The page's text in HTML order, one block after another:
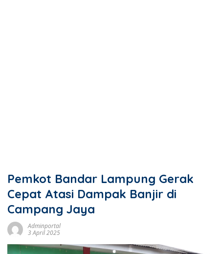
Pemkot Bandar Lampung Gerak
Cepat Atasi Dampak Banjir di
Campang Jaya
Adminportal
3 April 2025